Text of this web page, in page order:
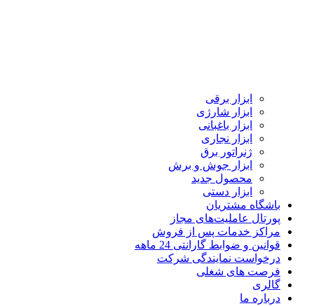
ابزار برقی
ابزار شارژی
ابزار باغبانی
ابزار نجاری
ژنراتور برق
ابزار جوش و برش
محصول جدید
ابزار دستی
باشگاه مشتریان
پورتال عاملیت‌های مجاز
مراکز خدمات پس از فروش
قوانین و ضوابط گارانتی 24 ماهه
درخواست نمایندگی شرکت
فرصت های شغلی
گالری
درباره ما